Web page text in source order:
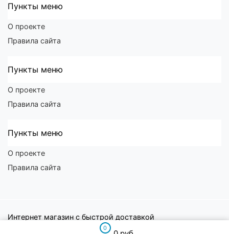
Пункты меню
О проекте
Правила сайта
Пункты меню
О проекте
Правила сайта
Пункты меню
О проекте
Правила сайта
Интернет магазин с быстрой доставкой
0